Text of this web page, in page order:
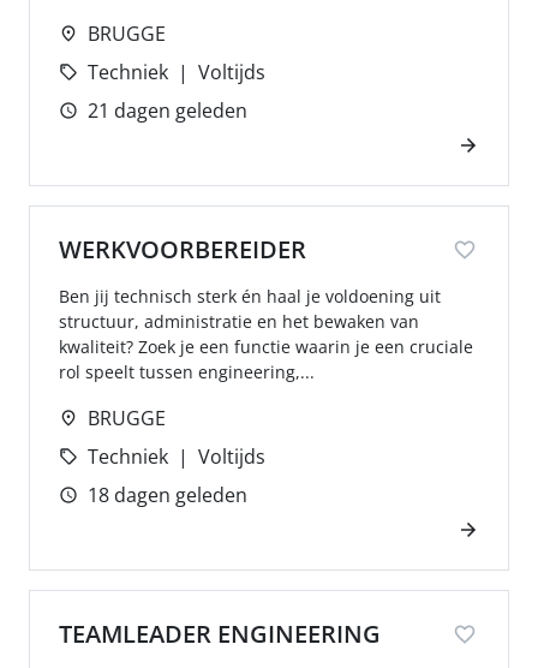
BRUGGE
Techniek
Voltijds
21 dagen geleden
WERKVOORBEREIDER
Ben jij technisch sterk én haal je voldoening uit
structuur, administratie en het bewaken van
kwaliteit? Zoek je een functie waarin je een cruciale
rol speelt tussen engineering,...
BRUGGE
Techniek
Voltijds
18 dagen geleden
TEAMLEADER ENGINEERING